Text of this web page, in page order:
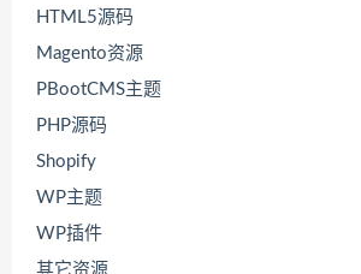
HTML5源码
Magento资源
PBootCMS主题
PHP源码
Shopify
WP主题
WP插件
其它资源